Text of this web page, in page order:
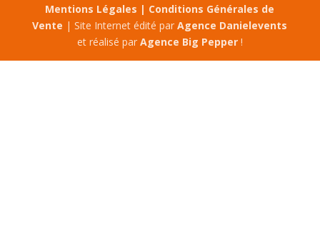
Mentions Légales | Conditions Générales de
Vente | Site Internet édité parAgence Danielevents
et réalisé par Agence Big Pepper!